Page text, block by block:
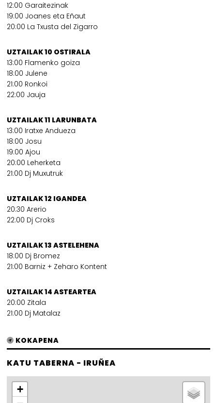
12:00 Garaitezinak
19:00 Joanes eta Eñaut
20:00 La Txusta del Zigarro
UZTAILAK 10 OSTIRALA
13:00 Flamenko goiza
18:00 Julene
21:00 Ronkoi
22:00 Jauja
UZTAILAK 11 LARUNBATA
13:00 Iratxe Andueza
18:00 Josu
19:00 Ajou
20:00 Leherketa
21:00 Dj Muxutruk
UZTAILAK 12 IGANDEA
20:30 Arerio
22:00 Dj Croks
UZTAILAK 13 ASTELEHENA
18:00 Dj Bromez
21:00 Barniz + Zeharo Kontent
UZTAILAK 14 ASTEARTEA
20:00 Zitala
21:00 Dj Matalaz
KOKAPENA
KATU TABERNA - IRUÑEA
+